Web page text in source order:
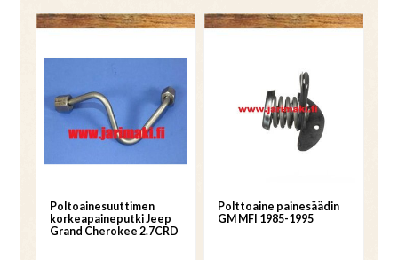
Poltoainesuuttimen
korkeapaineputki Jeep
Grand Cherokee 2.7CRD
Polttoaine painesäädin
GM MFI 1985-1995